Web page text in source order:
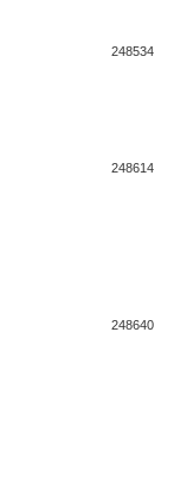
248534
248614
248640